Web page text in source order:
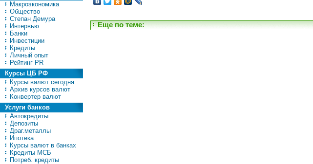
Макроэкономика
Общество
Степан Демура
Интервью
Банки
Инвестиции
Кредиты
Личный опыт
Рейтинг PR
Курсы ЦБ РФ
Курсы валют сегодня
Архив курсов валют
Конвертер валют
Услуги банков
Автокредиты
Депозиты
Драг.металлы
Ипотека
Курсы валют в банках
Кредиты МСБ
Потреб. кредиты
Еще по теме: